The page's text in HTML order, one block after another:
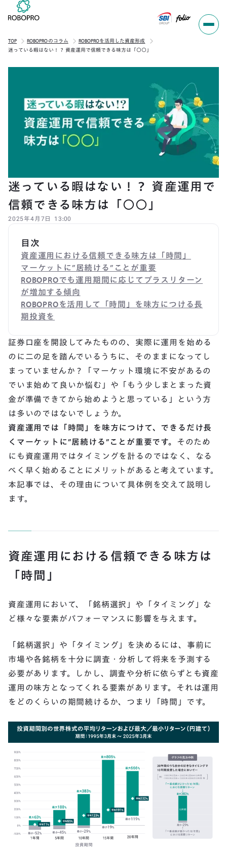
TOP ROBOPROのコラム
ROBOPROを活用した資産形成
迷っている暇はない！？ 資産運用で信頼できる味方は「○○」
迷っている暇はない！？ 資産運用で
信頼できる味方は「○○」
2025年4月 7 日 13:00
目次
資産運用における信頼できる味方は「時間」
マーケットに”居続ける”ことが重要
ROBOPROでも運用期間に応じてプラスリターン
が増加する傾向
ROBOPROを活用して「時間」を味方につける長
期投資を
証券口座を開設してみたものの、実際に運用を始める
のに二の足を踏んでいるうちに、そのままになってし
まっていませんか？「マーケット環境に不安があるの
でいま始めて良いか悩む」や「もう少しまとまった資
金が準備できてから始めようと思っている」という方
は多いのではないでしょうか。
資産運用では「時間」を味方につけて、できるだけ長
くマーケットに”居続ける”ことが重要です。 そのため
にも資産運用ではタイミングを計るのではなく、なる
べく早く始めることにメリットがあると考えています。
本記事では、その理由について具体例を交えて説明し
ます。
資産運用における信頼できる味方は
「時間」
資産運用において、「銘柄選択」や「タイミング」な
ど様々な要素がパフォーマンスに影響を与えます。
「銘柄選択」や「タイミング」を決めるには、事前に
市場や各銘柄を十分に調査・分析して将来を予測する
必要があります。しかし、調査や分析に依らずとも資産
運用の味方となってくれる要素があります。それは運用
をどのくらいの期間続けるか、つまり「時間」です。